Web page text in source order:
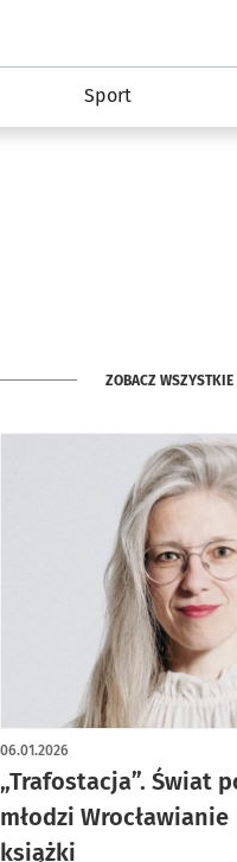
Sport
ZOBACZ WSZYSTKIE
„Trafostacja”. Świat
młodzi
książki
06.01.2026